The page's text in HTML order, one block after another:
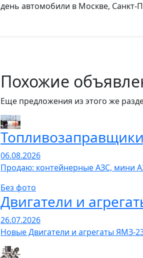
день автомобили в Москве,
Похожие
Еще предложения из этого же
06.08.2026
Продаю: контейнерные АЗС, мини
Без фото
Двигатели и
26.07.2026
Новые Двигатели и агрегаты ЯМЗ-